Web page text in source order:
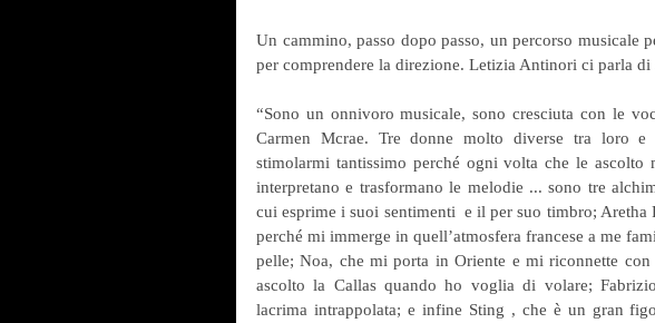
Un cammino, passo dopo passo, un percorso musicale
per comprendere la direzione. Letizia Antinori ci parla
“Sono un onnivoro musicale, sono cresciuta con le
Carmen Mcrae. Tre donne molto diverse tra loro e
stimolarmi tantissimo perché ogni volta che le
interpretano e trasformano le melodie ... sono tre
cui esprime i suoi sentimenti  e il per suo timbro;
perché mi immerge in quell’atmosfera francese a me
pelle; Noa, che mi porta in Oriente e mi riconnette
ascolto la Callas quando ho voglia di volare;
lacrima intrappolata; e infine Sting , che è un gran